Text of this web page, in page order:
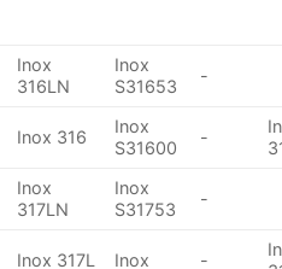
Inox
316LN
Inox
S31653
-
Inox 316
Inox
S31600
-
Inox
317LN
Inox
S31753
-
Inox 317L Inox -